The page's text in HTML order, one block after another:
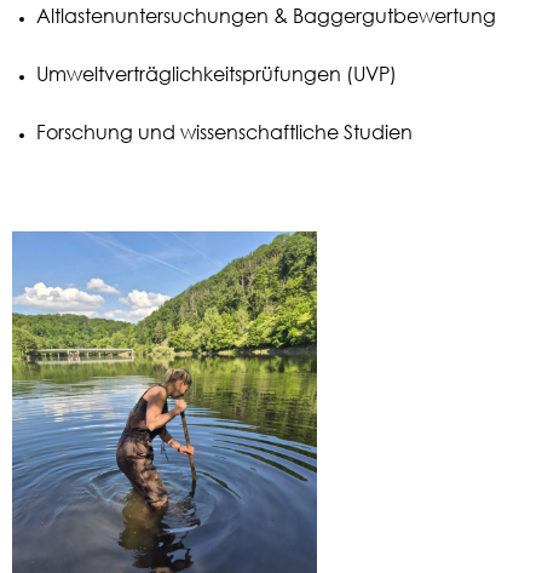
Altlastenuntersuchungen & Baggergutbewertung
Umweltverträglichkeitsprüfungen (UVP)
Forschung und wissenschaftliche Studien